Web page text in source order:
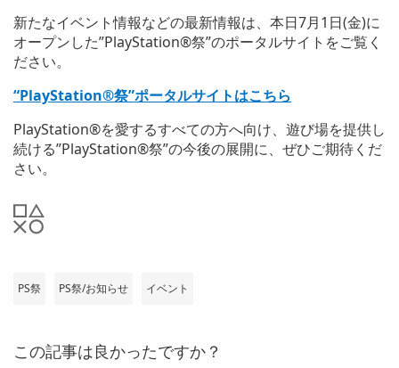
新たなイベント情報などの最新情報は、本日7月1日(金)に
オープンした”PlayStation®祭”のポータルサイトをご覧く
ださい。
“PlayStation®祭”ポータルサイトはこちら
PlayStation®を愛するすべての方へ向け、遊び場を提供し
続ける”PlayStation®祭”の今後の展開に、ぜひご期待くだ
さい。
PS祭 PS祭/お知らせ イベント
この記事は良かったですか？